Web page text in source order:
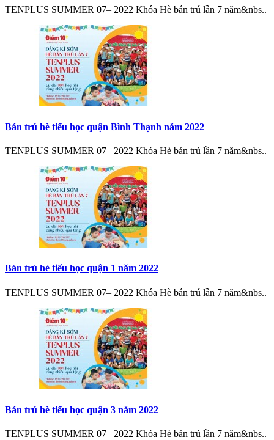
TENPLUS SUMMER 07– 2022 Khóa Hè bán trú lần 7 năm&nbs..
Bán trú hè tiểu học quận Bình Thạnh năm 2022
TENPLUS SUMMER 07– 2022 Khóa Hè bán trú lần 7 năm&nbs..
Bán trú hè tiểu học quận 1 năm 2022
TENPLUS SUMMER 07– 2022 Khóa Hè bán trú lần 7 năm&nbs..
Bán trú hè tiểu học quận 3 năm 2022
TENPLUS SUMMER 07– 2022 Khóa Hè bán trú lần 7 năm&nbs..